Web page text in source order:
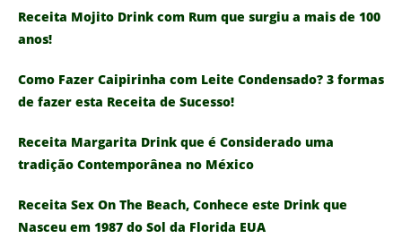
Receita Mojito Drink com Rum que surgiu a mais de 100
anos!
Como Fazer Caipirinha com Leite Condensado? 3 formas
de fazer esta Receita de Sucesso!
Receita Margarita Drink que é Considerado uma
tradição Contemporânea no México
Receita Sex On The Beach, Conhece este Drink que
Nasceu em 1987 do Sol da Florida EUA